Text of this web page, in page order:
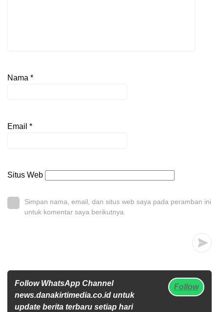
Nama *
Email *
Situs Web
Simpan nama, email, dan situs web saya pada peramban ini
untuk komentar saya berikutnya.
Follow WhatsApp Channel
news.danakirtimedia.co.id untuk
update berita terbaru setiap hari
Follow